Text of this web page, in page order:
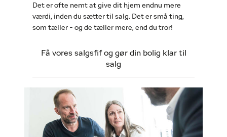
Det er ofte nemt at give dit hjem endnu mere
værdi, inden du sætter til salg. Det er små ting,
som tæller - og de tæller mere, end du tror!
Få vores salgsfif og gør din bolig klar til
salg